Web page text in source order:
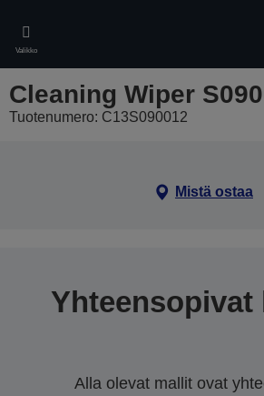
main
content
Valikko
Cleaning Wiper
Tuotenumero: C13S090012
Mistä ostaa
Yhteensopivat
Alla olevat mallit ovat